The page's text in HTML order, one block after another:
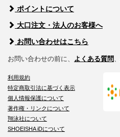
ポイントについて
大口注文・法人のお客様へ
お問い合わせはこちら
お問い合わせの前に、 よくある質問
利用規約
特定商取引法に基づく表示
個人情報保護について
著作権・リンクについて
翔泳社について
SHOEISHA iDについて